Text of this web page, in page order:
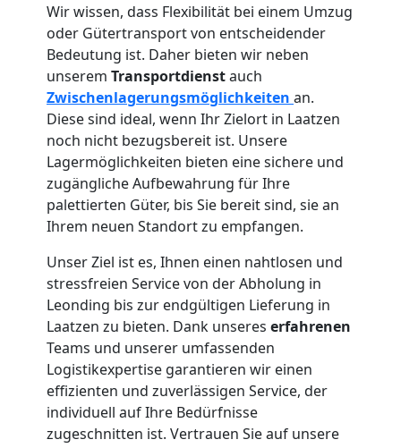
Wir wissen, dass Flexibilität bei einem Umzug
oder Gütertransport von entscheidender
Bedeutung ist. Daher bieten wir neben
unserem Transportdienstauch
Zwischenlagerungsmöglichkeiten an.
Diese sind ideal, wenn Ihr Zielort in Laatzen
noch nicht bezugsbereit ist. Unsere
Lagermöglichkeiten bieten eine sichere und
zugängliche Aufbewahrung für Ihre
palettierten Güter, bis Sie bereit sind, sie an
Ihrem neuen Standort zu empfangen.
Unser Ziel ist es, Ihnen einen nahtlosen und
stressfreien Service von der Abholung in
Leonding bis zur endgültigen Lieferung in
Laatzen zu bieten. Dank unseres erfahrenen
Teams und unserer umfassenden
Logistikexpertise garantieren wir einen
effizienten und zuverlässigen Service, der
individuell auf Ihre Bedürfnisse
zugeschnitten ist. Vertrauen Sie auf unsere